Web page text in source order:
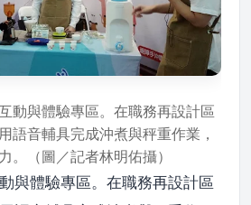
動與體驗專區。在職務再設計區
語音輔具完成沖煮與秤重作業，
。（圖／記者林明佑攝）
與體驗專區。在職務再設計區